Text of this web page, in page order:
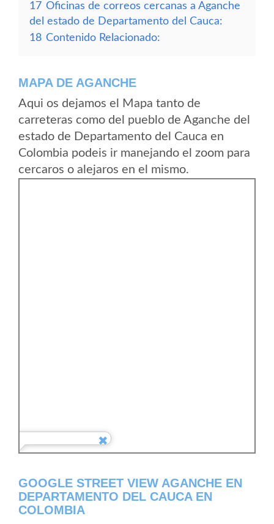
17 Oficinas de correos cercanas a Aganche
del estado de Departamento del Cauca:
18 Contenido Relacionado:
MAPA DE AGANCHE
Aqui os dejamos el Mapa tanto de
carreteras como del pueblo de Aganche del
estado de Departamento del Cauca en
Colombia podeis ir manejando el zoom para
cercaros o alejaros en el mismo.
GOOGLE STREET VIEW AGANCHE EN
DEPARTAMENTO DEL CAUCA EN
COLOMBIA